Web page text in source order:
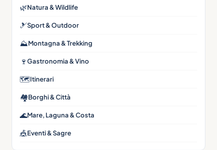
🌿Natura & Wildlife
🎿Sport & Outdoor
⛰Montagna & Trekking
🍷Gastronomia & Vino
🗺Itinerari
🏘Borghi & Città
🌊Mare, Laguna & Costa
🎪Eventi & Sagre